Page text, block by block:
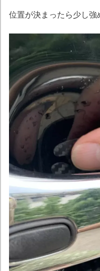
位置が決まったら少し強